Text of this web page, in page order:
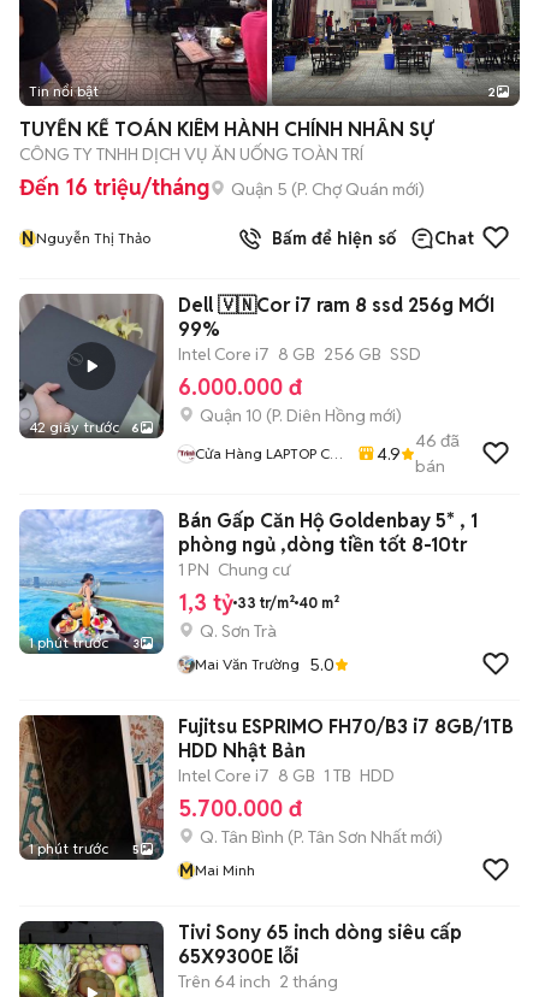
Tin nổi bật 2
TUYỂN KẾ TOÁN KIÊM HÀNH CHÍNH NHÂN SỰ
CÔNG TY TNHH DỊCH VỤ ĂN UỐNG TOÀN TRÍ
Đến 16 triệu/tháng Quận 5 (P. Chợ Quán mới)
NNguyễn Thị Thảo Bấm để hiện số Chat
42 giây trước 6
Dell 🇻🇳Cor i7 ram 8 ssd 256g MỚI
99%
Intel Core i7 8 GB 256 GB SSD
6.000.000 đ
Quận 10 (P. Diên Hồng mới)
Cửa Hàng LAPTOP Cũ
4.9
46 đã
bán
1 phút trước 3
Bán Gấp Căn Hộ Goldenbay 5* , 1
phòng ngủ ,dòng tiền tốt 8-10tr
1 PN Chung cư
1,3 tỷ 33 tr/m² 40 m²
Q. Sơn Trà
Mai Văn Trường 5.0
1 phút trước 5
Fujitsu ESPRIMO FH70/B3 i7 8GB/1TB
HDD Nhật Bản
Intel Core i7 8 GB 1 TB HDD
5.700.000 đ
Q. Tân Bình (P. Tân Sơn Nhất mới)
MMai Minh
Tivi Sony 65 inch dòng siêu cấp
65X9300E lỗi
Trên 64 inch 2 tháng